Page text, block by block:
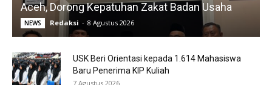
Aceh, Dorong Kepatuhan Zakat Badan Usaha
NEWS Redaksi - 8 Agustus 2026
USK Beri Orientasi kepada 1.614 Mahasiswa
Baru Penerima KIP Kuliah
7 Agustus 2026